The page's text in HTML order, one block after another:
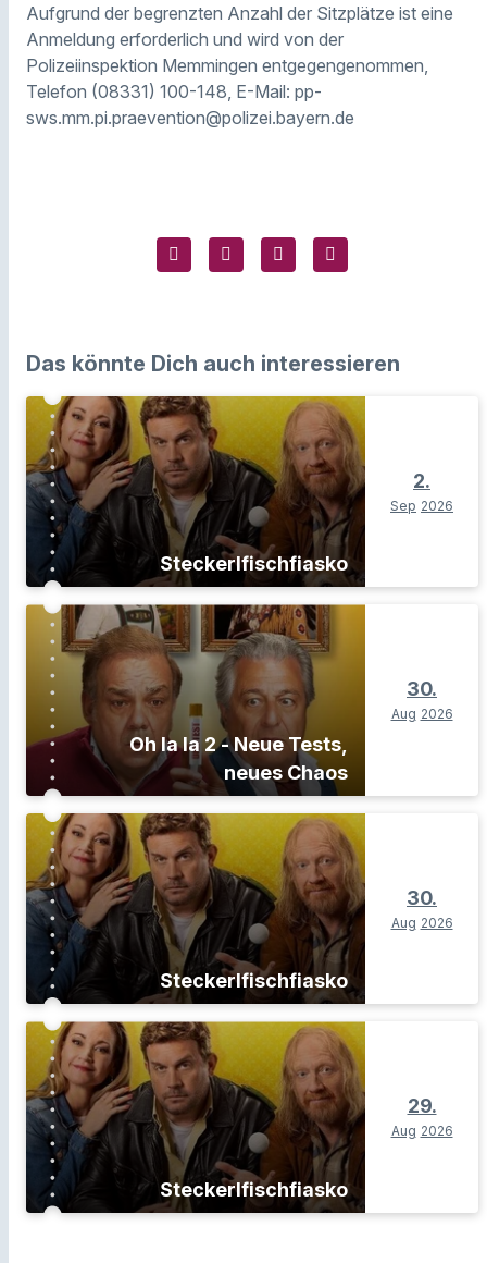
Aufgrund der begrenzten Anzahl der Sitzplätze ist eine
Anmeldung erforderlich und wird von der
Polizeiinspektion Memmingen entgegengenommen,
Telefon (08331) 100-148, E-Mail: pp-
sws.mm.pi.praevention@polizei.bayern.de
Das könnte Dich auch interessieren
Steckerlfischfiasko
2.
Sep 2026
Oh la la 2 - Neue Tests,
neues Chaos
30.
Aug 2026
Steckerlfischfiasko
30.
Aug 2026
Steckerlfischfiasko
29.
Aug 2026